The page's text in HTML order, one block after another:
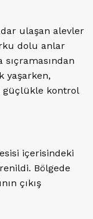
ulaşan alevler
dolu anlar
sıçramasından
yaşarken,
güçlükle kontrol
içerisindeki
Bölgede
çıkış